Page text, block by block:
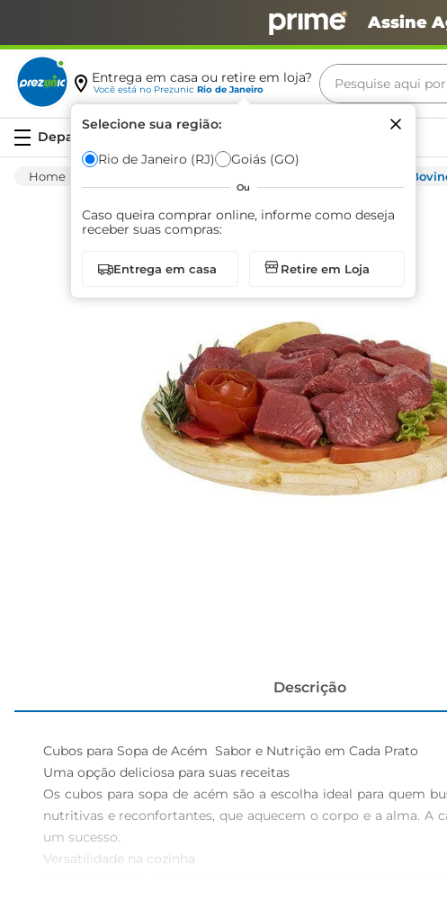
Assine
Entrega em casa ou retire em loja?
Você está no Prezunic Rio de Janeiro
Selecione sua região:
Rio de Janeiro (RJ) Goiás (GO)
Ou
Caso queira comprar online, informe como deseja
receber suas compras:
Entrega em casa Retire em Loja
Pesquise aqui
Acém
Descrição
Cubos para Sopa de Acém  Sabor e Nutrição em Cada Prato
Uma opção deliciosa para suas receitas
Os cubos para sopa de acém são a escolha ideal para quem
nutritivas e reconfortantes, que aquecem o corpo e a alma. A
um sucesso.
Versatilidade na cozinha
como arroz e feijão, proporcionando um toque especial e um
Termos mais
café
azeite
arroz
iogurte
papel
cerveja